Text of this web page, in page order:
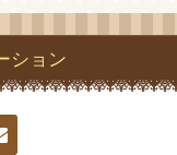
ション